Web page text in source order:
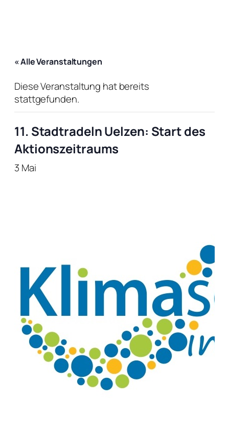
« Alle Veranstaltungen
Diese Veranstaltung hat bereits
stattgefunden.
11. Stadtradeln Uelzen: Start des
Aktionszeitraums
3 Mai